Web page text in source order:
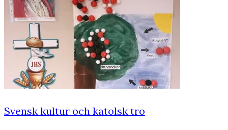
Svensk kultur och katolsk tro